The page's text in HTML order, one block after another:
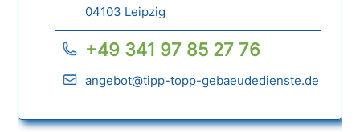
04103 Leipzig
+49 341 97 85 27 76
angebot@tipp-topp-gebaeudedienste.de